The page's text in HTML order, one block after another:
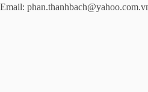
Email: